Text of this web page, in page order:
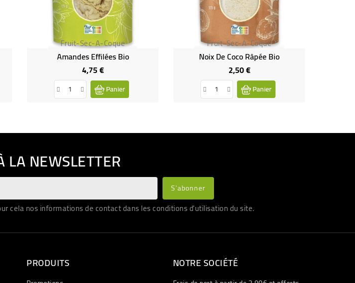
Fruit-Sec-A-Coque
Amandes Effilées Bio
4,75 €Prix
Panier
Fruit-Sec-A-Coque
Noix De Coco Râpée Bio
2,50 €Prix
Panier
LA NEWSLETTER
cela nos informations de contact dans les conditions d'utilisation du site.
PRODUITS NOTRE SOCIÉTÉ